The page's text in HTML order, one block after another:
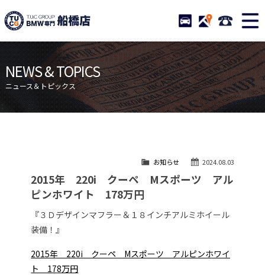
TUCグループ BMW専門 船
STOCK ACCESS 047-
ニュース
在庫リスト
目玉車両一覧
店舗紹介
保証＆サービス
アクセスマップ
自動車保険
TUCとは？
納車blog
スタッフblog
会社概要
NEWS & TOPICS
ニュース＆トピックス
2024.08.03
お知らせ
2015年 220i クーペ Mスポーツ アル
ピンホワイト 178万円
『３Ｄデザインマフラー＆１８インチアルミホイール
装備！』
2015年 220i クーペ Mスポーツ アルピンホワイ
ト 178万円